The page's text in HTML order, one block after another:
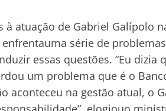
atuação de Gabriel Galípolo
série de
essas questões. “Eu dizia
um problema que é o
aconteceu na gestão atual, o